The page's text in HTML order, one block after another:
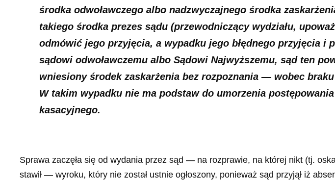
środka odwoławczego albo nadzwyczajnego środka
takiego środka prezes sądu (przewodniczący wydziału,
odmówić jego przyjęcia, a wypadku jego błędnego przyjęcia i
sądowi odwoławczemu albo Sądowi Najwyższemu, sąd ten
wniesiony środek zaskarżenia bez rozpoznania — wobec
W takim wypadku nie ma podstaw do umorzenia
kasacyjnego.
Sprawa zaczęła się od wydania przez sąd — na rozprawie, na której nikt (tj.
stawił — wyroku, który nie został ustnie ogłoszony, ponieważ sąd przyjął iż